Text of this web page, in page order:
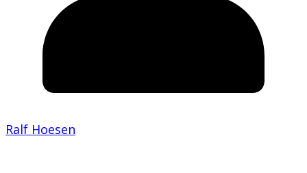
Ralf Hoesen